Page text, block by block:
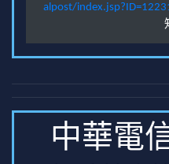
alpost/
中華電